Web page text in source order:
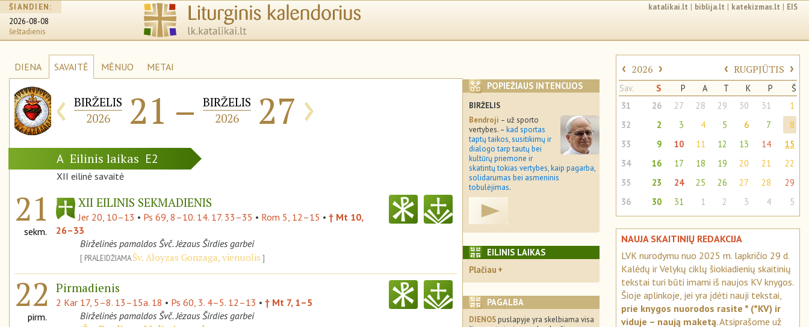
ŠIANDIEN:
2026-08-08
šeštadienis
katalikai.lt | biblija.lt | katekizmas.lt | EIS
DIENA SAVAITĖ MĖNUO METAI
‹ BIRŽELIS
2026
21 – BIRŽELIS
2026
27 ›
A Eilinis laikas E2
XII eilinė savaitė
21
sekm.
XII EILINIS SEKMADIENIS
Jer 20, 10–13 • Ps 69, 8–10. 14. 17. 33–35 • Rom 5, 12–15 • † Mt 10,
26–33
Birželinės pamaldos Švč. Jėzaus Širdies garbei
PRALEIDŽIAMAŠv. Aloyzas Gonzaga, vienuolis
22
pirm.
Pirmadienis
2 Kar 17, 5–8. 13–15a. 18 • Ps 60, 3. 4–5. 12–13 • † Mt 7, 1–5
Birželinės pamaldos Švč. Jėzaus Širdies garbei
POPIEŽIAUS INTENCIJOS
BIRŽELIS
Bendroji – už sporto
vertybes. – kad sportas
taptų taikos, susitikimų ir
dialogo tarp tautų bei
kultūrų priemone ir
skatintų tokias vertybes, kaip pagarba,
solidarumas bei asmeninis
tobulėjimas.
EILINIS LAIKAS
Plačiau
PAGALBA
DIENOS puslapyje yra skelbiama visa
‹ 2026 › ‹ RUGPJŪTIS ›
Sav. S P A T K P
Š
31
26 27 28 29 30 31
1
32
2 3 4 5 6 7
8
33
9 10 11 12 13 14
15
34
16 17 18 19 20 21
22
35
23 24 25 26 27 28
29
36
30 31 1 2 3 4 5
NAUJA SKAITINIŲ REDAKCIJA
LVK nurodymu nuo 2025 m. lapkričio 29 d.
Kalėdų ir Velykų ciklų šiokiadienių skaitinių
tekstai turi būti imami iš naujos KV knygos.
Šioje aplinkoje, jei yra įdėti nauji tekstai,
prie knygos nuorodos rasite * (*KV) ir
viduje – naują maketą. Atsiprašome už